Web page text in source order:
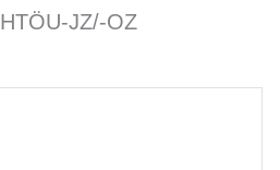
NETWORK
AVVOLGICAVO
JZ/-OZ